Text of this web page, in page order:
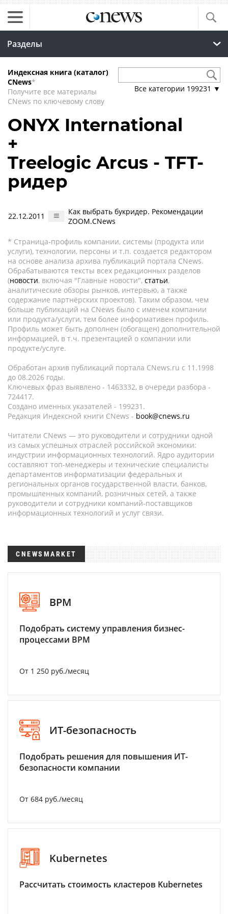
Разделы
Индексная книга (каталог)
CNews*
Получите все материалы
CNews по ключевому слову
Все категории 199231 ▼
ONYX International
+
Treelogic Arcus - TFT-
ридер
22.12.2011
Как выбрать букридер. Рекомендации
ZOOM.CNews
* Страница-профиль компании, системы (продукта или
услуги), технологии, персоны и т.п. создается редактором
на основе анализа архива публикаций портала CNews.
Обрабатываются тексты всех редакционных разделов
(новости, включая "Главные новости", статьи,
аналитические обзоры рынков, интервью, а также
содержание партнёрских проектов). Таким образом, чем
больше публикаций на CNews было с именем компании
или продукта/услуги, тем более информативен профиль.
Профиль может быть дополнен (обогащен) дополнительной
информацией, в т.ч. презентацией о компании или
продукте/услуге.
Обработан архив публикаций портала CNews.ru c 11.1998
до 08.2026 годы.
Ключевых фраз выявлено - 1463332, в очереди разбора -
724417.
Создано именных указателей - 199231.
Редакция Индексной книги CNews - book@cnews.ru
Читатели CNews — это руководители и сотрудники одной
из самых успешных отраслей российской экономики:
индустрии информационных технологий. Ядро аудитории
составляют топ-менеджеры и технические специалисты
департаментов информатизации федеральных и
региональных органов государственной власти, банков,
промышленных компаний, розничных сетей, а также
руководители и сотрудники компаний-поставщиков
информационных технологий и услуг связи.
CNEWSMARKET
BPM
Подобрать систему управления бизнес-
процессами BPM
От 1 250 руб./месяц
ИТ-безопасность
Подобрать решения для повышения ИТ-
безопасности компании
От 684 руб./месяц
Kubernetes
Рассчитать стоимость кластеров Kubernetes